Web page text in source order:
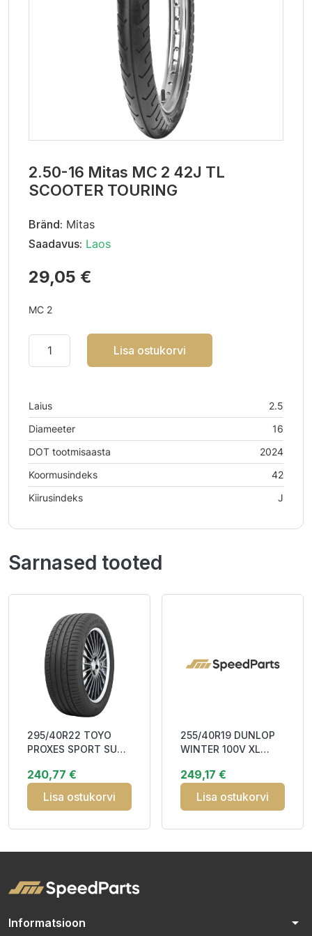
2.50-16 Mitas MC 2 42J TL
SCOOTER TOURING
Bränd: Mitas
Saadavus: Laos
29,05 €
MC 2
Lisa ostukorvi
Laius
2.5
Diameeter
16
DOT tootmisaasta
2024
Koormusindeks
42
Kiirusindeks
J
Sarnased tooted
295/40R22 TOYO
PROXES SPORT SUV
CAA72
240,77 €
Lisa ostukorvi
255/40R19 DUNLOP
WINTER 100V XL
3PMSF M+S
249,17 €
Lisa ostukorvi
Informatsioon arrow_drop_down